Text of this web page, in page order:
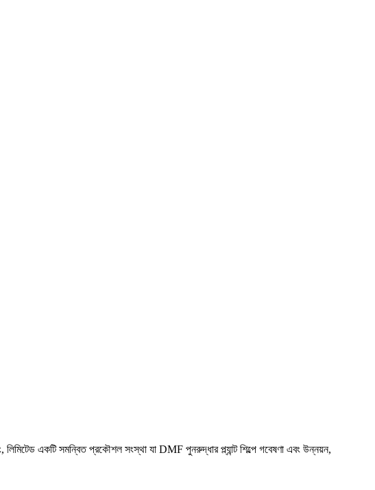
একটি সমন্বিত প্রকৌশল সংস্থা যা DMF পুনরুদ্ধার প্ল্যান্ট শিল্পে গবেষণা এবং উন্নয়ন,